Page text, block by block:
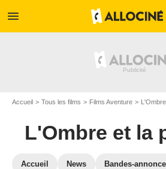
menu
Accueil Tous les films Films Aventure
L'Ombre et la
Accueil News Bandes-